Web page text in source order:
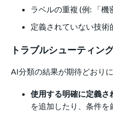
ラベルの重複 (例: 「機
定義されていない技術
トラブルシューティン
AI分類の結果が期待どおり
使用する明確に定義さ
を追加したり、条件